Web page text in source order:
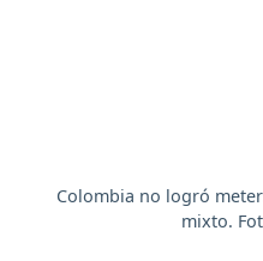
Colombia no logró
mixto.